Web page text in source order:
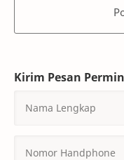
Kirim Pesan